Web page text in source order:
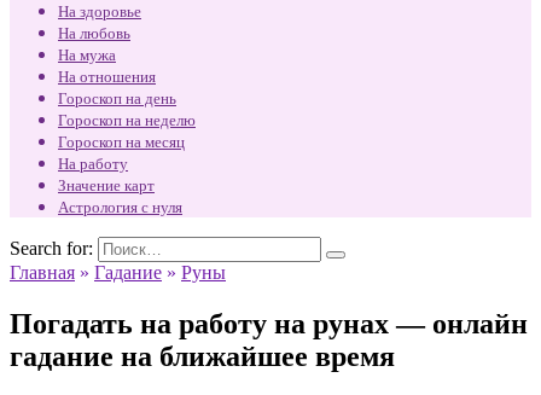
На здоровье
На любовь
На мужа
На отношения
Гороскоп на день
Гороскоп на неделю
Гороскоп на месяц
На работу
Значение карт
Астрология с нуля
Search for:
Главная » Гадание » Руны
Погадать на работу на рунах — онлайн
гадание на ближайшее время